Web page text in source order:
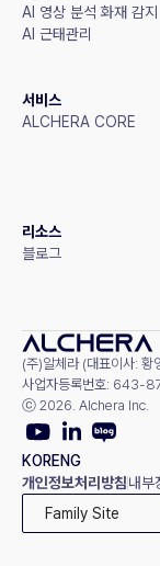
AI 영상 분석 화재 감지
AI 근태관리
서비스
ALCHERA CORE
리소스
블로그
(주)알체라 (대표이사: 황
사업자등록번호: 643-
ⓒ 2026. Alchera Inc.
KORENG
개인정보처리방침내부
Family Site